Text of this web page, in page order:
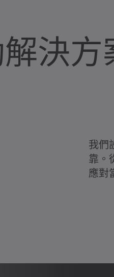
決方
我們
靠。
應對